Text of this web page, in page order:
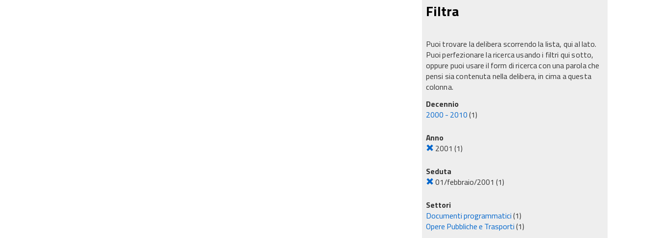
Filtra
Puoi trovare la delibera scorrendo la lista, qui al lato.
Puoi perfezionare la ricerca usando i filtri qui sotto,
oppure puoi usare il form di ricerca con una parola che
pensi sia contenuta nella delibera, in cima a questa
colonna.
Decennio
2000 - 2010(1)
Anno
2001 (1)
Seduta
01/febbraio/2001 (1)
Settori
Documenti programmatici(1)
Opere Pubbliche e Trasporti(1)